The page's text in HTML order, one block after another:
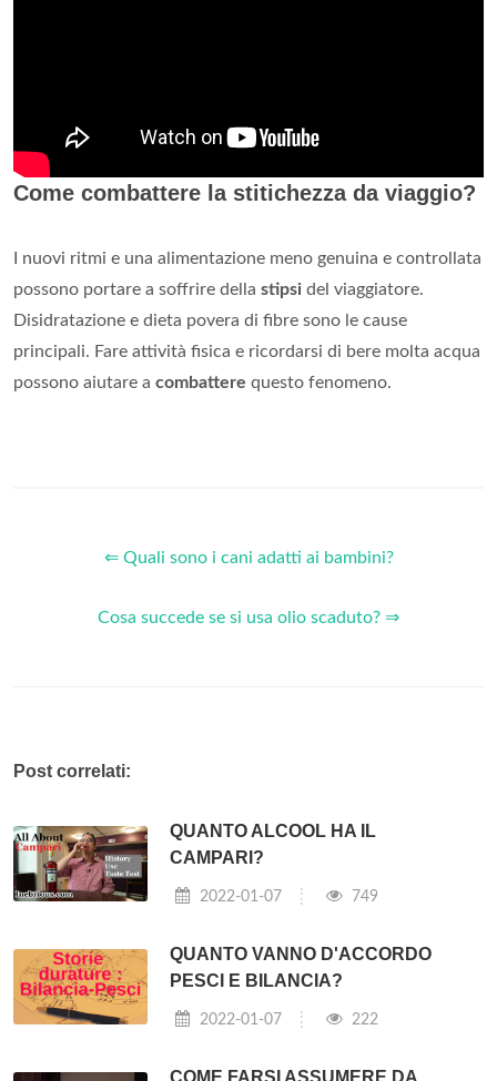
Come combattere la stitichezza da viaggio?
I nuovi ritmi e una alimentazione meno genuina e controllata
possono portare a soffrire della stipsi del viaggiatore.
Disidratazione e dieta povera di fibre sono le cause
principali. Fare attività fisica e ricordarsi di bere molta acqua
possono aiutare a combattere questo fenomeno.
⇐ Quali sono i cani adatti ai bambini?
Cosa succede se si usa olio scaduto? ⇒
Post correlati:
QUANTO ALCOOL HA IL
CAMPARI?
2022-01-07 749
QUANTO VANNO D'ACCORDO
PESCI E BILANCIA?
2022-01-07 222